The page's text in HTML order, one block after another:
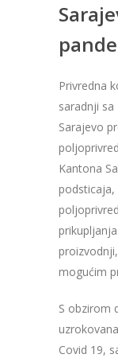
Privredna
saradnji
Sarajevo
Kantona
podsticaja,
mogućim
S obzirom
Covid 19,